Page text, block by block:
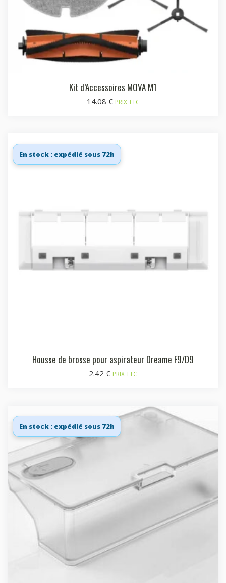
Kit d’Accessoires MOVA M1
14.08 € PRIX TTC
En stock : expédié sous 72h
Housse de brosse pour aspirateur Dreame F9/D9
2.42 € PRIX TTC
En stock : expédié sous 72h